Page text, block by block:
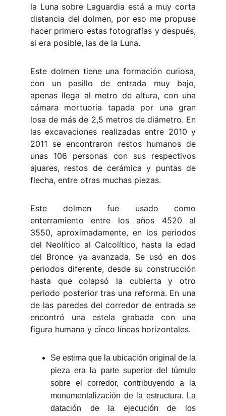
la Luna sobre Laguardia está a muy corta
distancia del dolmen, por eso me propuse
hacer primero estas fotografías y después,
si era posible, las de la Luna.
Este dolmen tiene una formación curiosa,
con un pasillo de entrada muy bajo,
apenas llega al metro de altura, con una
cámara mortuoria tapada por una gran
losa de más de 2,5 metros de diámetro. En
las excavaciones realizadas entre 2010 y
2011 se encontraron restos humanos de
unas 106 personas con sus respectivos
ajuares, restos de cerámica y puntas de
flecha, entre otras muchas piezas.
Este dolmen fue usado como
enterramiento entre los años 4520 al
3550, aproximadamente, en los periodos
del Neolítico al Calcolítico, hasta la edad
del Bronce ya avanzada. Se usó en dos
periodos diferente, desde su construcción
hasta que colapsó la cubierta y otro
periodo posterior tras una reforma. En una
de las paredes del corredor de entrada se
encontró una estela grabada con una
figura humana y cinco líneas horizontales.
Se estima que la ubicación original de la
pieza era la parte superior del túmulo
sobre el corredor, contribuyendo a la
monumentalización de la estructura. La
datación de la ejecución de los